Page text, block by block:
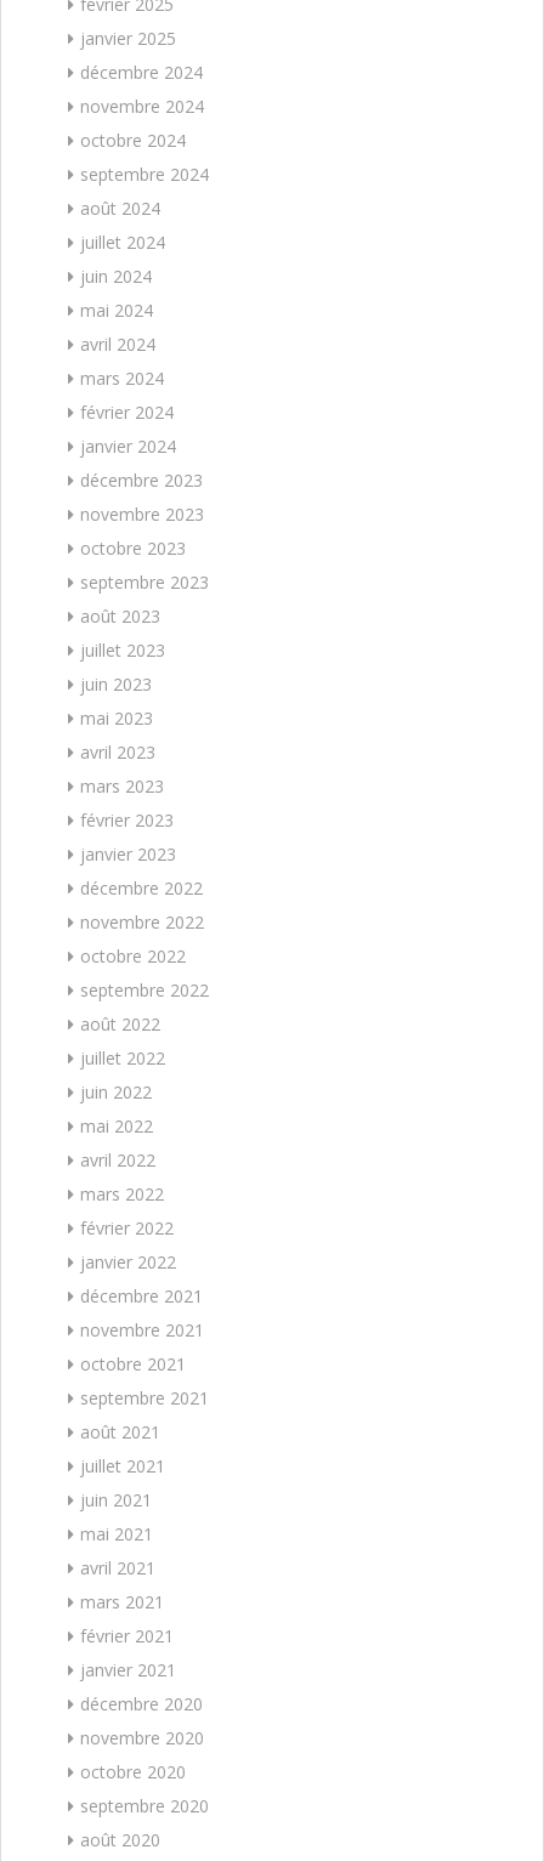
février 2025
janvier 2025
décembre 2024
novembre 2024
octobre 2024
septembre 2024
août 2024
juillet 2024
juin 2024
mai 2024
avril 2024
mars 2024
février 2024
janvier 2024
décembre 2023
novembre 2023
octobre 2023
septembre 2023
août 2023
juillet 2023
juin 2023
mai 2023
avril 2023
mars 2023
février 2023
janvier 2023
décembre 2022
novembre 2022
octobre 2022
septembre 2022
août 2022
juillet 2022
juin 2022
mai 2022
avril 2022
mars 2022
février 2022
janvier 2022
décembre 2021
novembre 2021
octobre 2021
septembre 2021
août 2021
juillet 2021
juin 2021
mai 2021
avril 2021
mars 2021
février 2021
janvier 2021
décembre 2020
novembre 2020
octobre 2020
septembre 2020
août 2020